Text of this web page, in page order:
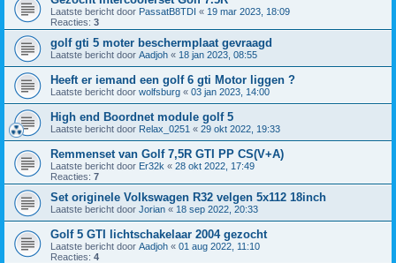
Laatste bericht door PassatB8TDI « 19 mar 2023, 18:09
Reacties: 3
golf gti 5 moter beschermplaat gevraagd
Laatste bericht door Aadjoh « 18 jan 2023, 08:55
Heeft er iemand een golf 6 gti Motor liggen ?
Laatste bericht door wolfsburg « 03 jan 2023, 14:00
High end Boordnet module golf 5
Laatste bericht door Relax_0251 « 29 okt 2022, 19:33
Remmenset van Golf 7,5R GTI PP CS(V+A)
Laatste bericht door Er32k « 28 okt 2022, 17:49
Reacties: 7
Set originele Volkswagen R32 velgen 5x112 18inch
Laatste bericht door Jorian « 18 sep 2022, 20:33
Golf 5 GTI lichtschakelaar 2004 gezocht
Laatste bericht door Aadjoh « 01 aug 2022, 11:10
Reacties: 4